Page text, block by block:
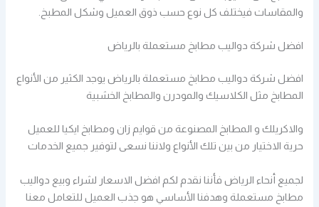
والمقاسات فيختلف كل نوع حسب ذوق العميل وشكل المطبخ.
افضل شركة دواليب مطابخ مستعملة بالرياض
افضل شركة دواليب مطابخ مستعملة بالرياض يوجد الكثير من الأنواع
المطابخ مثل الكلاسيك والمودرن والمطابخ الخشبية
والاكريلك و المطابخ المصنوعة من قوايم زان ومطابخ ايكيا للعميل
حرية الاختيار من بين تلك الأنواع ولاننا نسعى لتوفير جميع الخدمات
لجميع أنحاء الرياض فأننا نقدم لكم افضل الاسعار لشراء وبيع دواليب
مطابخ مستعملة وهدفنا الأساسي هو جذب العميل للتعامل معنا